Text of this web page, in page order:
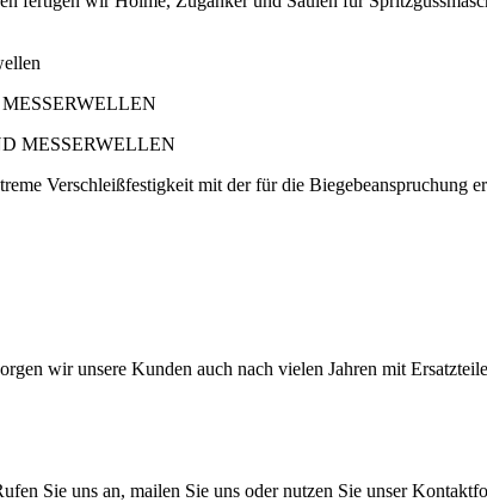
Verschleißfestigkeit mit der für die Biegebeanspruchung
wir unsere Kunden auch nach vielen Jahren mit
Sie uns an, mailen Sie uns oder nutzen Sie unser